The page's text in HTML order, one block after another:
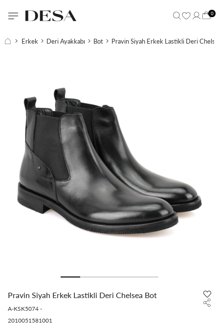
0
Erkek Deri Ayakkabı Bot Pravin Siyah Erkek Lastikli Deri
Pravin Siyah Erkek Lastikli Deri Chelsea Bot
A-KSK5074 -
2010051581001